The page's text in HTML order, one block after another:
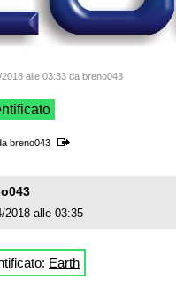
alle 03:33 da breno043
breno043
2018 alle 03:35
Earth